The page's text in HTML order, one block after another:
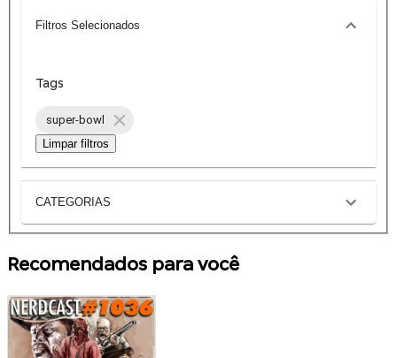
Filtros Selecionados
Tags
super-bowl
Limpar filtros
CATEGORIAS
Recomendados para você